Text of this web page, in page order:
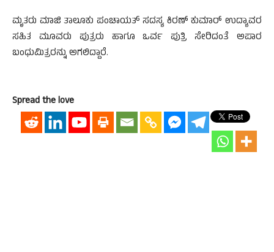
ಮೃತರು ಮಾಜಿ ತಾಲೂಕು ಪಂಚಾಯತ್ ಸದಸ್ಯ ಕಿರಣ್ ಕುಮಾರ್ ಉದ್ಯಾವರ
ಸಹಿತ ಮೂವರು ಪುತ್ರರು ಹಾಗೂ ಒರ್ವ ಪುತ್ರಿ ಸೇರಿದಂತೆ ಅಪಾರ
ಬಂಧುಮಿತ್ರರನ್ನು ಅಗಲಿದ್ದಾರೆ.
Spread the love